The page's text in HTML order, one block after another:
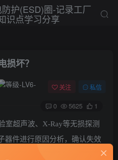
损坏？
关注 私信
0 5625 1
室超声波、X-Ray等无损探测
器件进行原因分析，确认失效